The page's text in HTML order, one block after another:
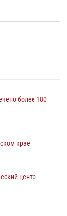
более 180
крае
центр